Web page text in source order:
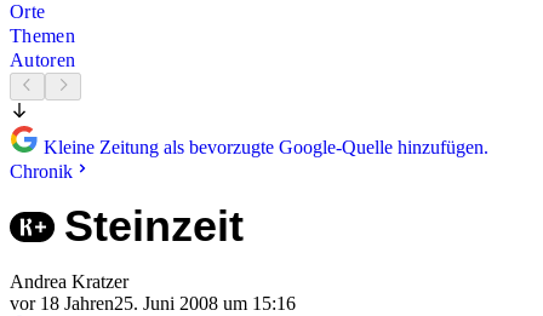
Orte
Themen
Autoren
Kleine Zeitung als bevorzugte Google-Quelle hinzufügen.
Chronik
Steinzeit
Andrea Kratzer
vor 18 Jahren25. Juni 2008 um 15:16